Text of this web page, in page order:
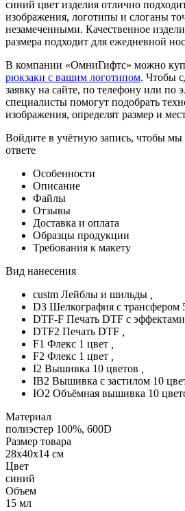
синий цвет изделия отлично
изображения, логотипы и слоганы
незамеченными. Качественное
размера подходит для ежедневной
В компании «ОмниГифтс» можно
рюкзаки с вашим логотипом. Чтобы
заявку на сайте, по телефону или по
специалисты помогут подобрать
изображения, определят размер и
Войдите в учётную запись, чтобы
ответе
Особенности
Описание
Файлы
Отзывы
Доставка и оплата
Образцы продукции
Требования к макету
Вид нанесения
custm Лейблы и шильды
D3 Шелкография с трансфером
DTF-F Печать DTF с
DTF2 Печать DTF
F1 Флекс 1 цвет
F2 Флекс 1 цвет
I2 Вышивка 10 цветов
IB2 Вышивка с застилом 10
IO2 Объёмная вышивка 10
Материал
полиэстер 100%, 600D
Размер товара
28х40x14 см
Цвет
синий
Объем
15 мл